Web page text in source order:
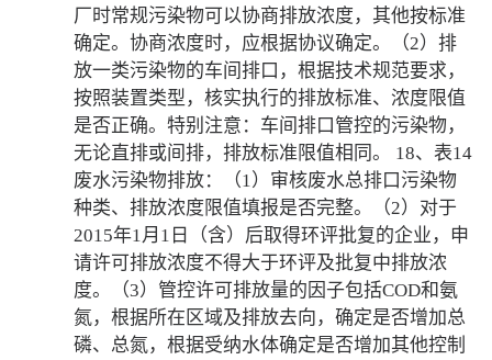
厂时常规污染物可以协商排放浓度，其他按标准
确定。协商浓度时，应根据协议确定。（2）排
放一类污染物的车间排口，根据技术规范要求，
按照装置类型，核实执行的排放标准、浓度限值
是否正确。特别注意：车间排口管控的污染物，
无论直排或间排，排放标准限值相同。 18、表14
废水污染物排放：（1）审核废水总排口污染物
种类、排放浓度限值填报是否完整。（2）对于
2015年1月1日（含）后取得环评批复的企业，申
请许可排放浓度不得大于环评及批复中排放浓
度。（3）管控许可排放量的因子包括COD和氨
氮，根据所在区域及排放去向，确定是否增加总
磷、总氮，根据受纳水体确定是否增加其他控制